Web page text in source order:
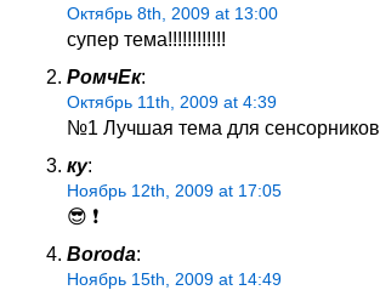
Октябрь 8th, 2009 at 13:00
супер тема!!!!!!!!!!!!
РомчЕк:
Октябрь 11th, 2009 at 4:39
№1 Лучшая тема для сенсорников
ку:
Ноябрь 12th, 2009 at 17:05
😎 ❗
Boroda:
Ноябрь 15th, 2009 at 14:49